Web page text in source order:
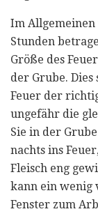
Im
Stunden
Größe des
der Grube. Dies
Feuer der
ungefähr die
Sie in der
nachts ins
Fleisch eng
kann ein wenig
Fenster zum